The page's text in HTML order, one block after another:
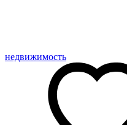
недвижимость